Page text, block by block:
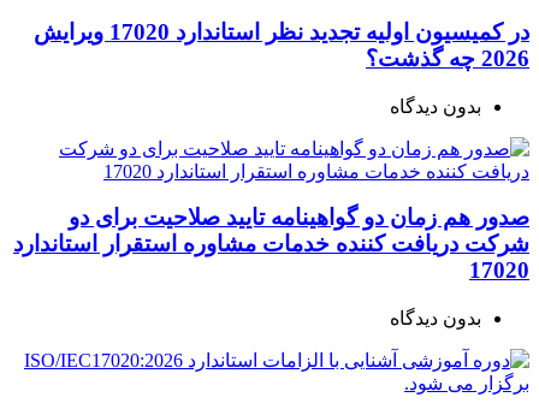
در کمیسیون اولیه تجدید نظر استاندارد 17020 ویرایش
2026 چه گذشت؟
بدون دیدگاه
صدور هم زمان دو گواهینامه تایید صلاحیت برای دو
شرکت دریافت کننده خدمات مشاوره استقرار استاندارد
17020
بدون دیدگاه